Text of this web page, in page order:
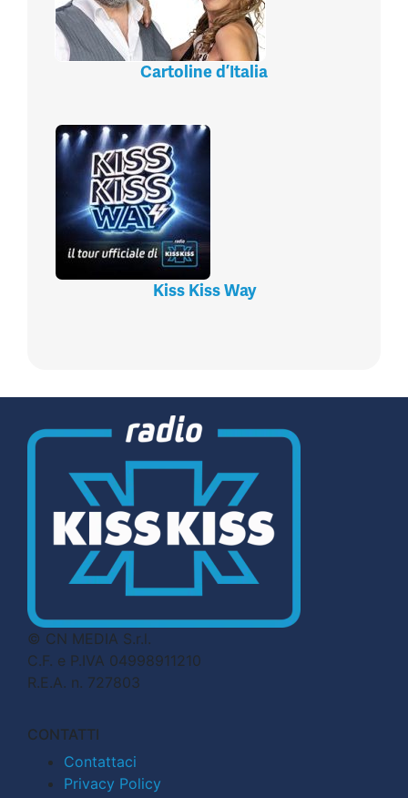
Cartoline d’Italia
Kiss Kiss Way
© CN MEDIA S.r.l.
C.F. e P.IVA 04998911210
R.E.A. n. 727803
CONTATTI
Contattaci
Privacy Policy